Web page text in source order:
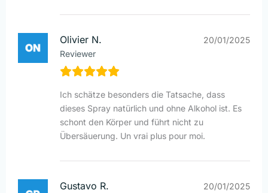
Olivier N.
Reviewer
20/01/2025
Ich schätze besonders die Tatsache, dass
dieses Spray natürlich und ohne Alkohol ist. Es
schont den Körper und führt nicht zu
Übersäuerung. Un vrai plus pour moi.
Gustavo R. 20/01/2025